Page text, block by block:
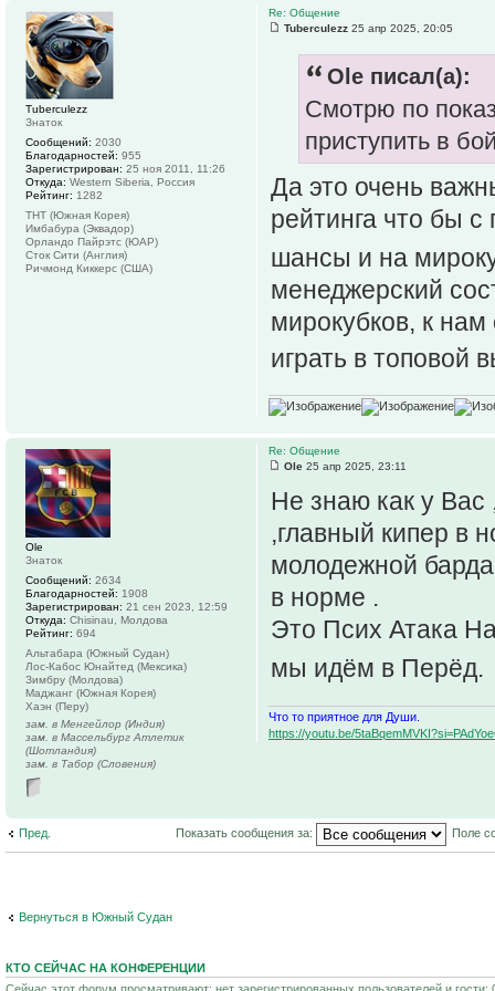
Re: Общение
Tuberculezz 25 апр 2025, 20:05
Ole писал(а):
Смотрю по
приступить в
Да это очень
рейтинга что бы с
шансы и на
менеджерский
мирокубков, к нам
играть в топовой
Tuberculezz
Знаток
Сообщений: 2030
Благодарностей: 955
Зарегистрирован: 25 ноя 2011, 11:26
Откуда: Western Siberia, Россия
Рейтинг: 1282
ТНТ (Южная Корея)
Имбабура (Эквадор)
Орландо Пайрэтс (ЮАР)
Сток Сити (Англия)
Ричмонд Киккерс (США)
Re: Общение
Ole 25 апр 2025, 23:11
Не знаю как у
,главный кипер в
молодежной
в норме .
Это Псих Атака
мы идём в Перёд.
Что то приятное для Души.
https://youtu.be/
Ole
Знаток
Сообщений: 2634
Благодарностей: 1908
Зарегистрирован: 21 сен 2023, 12:59
Откуда: Chisinau, Молдова
Рейтинг: 694
Альтабара (Южный Судан)
Лос-Кабос Юнайтед (Мексика)
Зимбру (Молдова)
Маджанг (Южная Корея)
Хаэн (Перу)
зам. в Менгейлор (Индия)
зам. в Массельбург Атлетик
(Шотландия)
зам. в Табор (Словения)
Пред. Показать сообщения за: Поле
Вернуться в Южный Судан
КТО СЕЙЧАС НА КОНФЕРЕНЦИИ